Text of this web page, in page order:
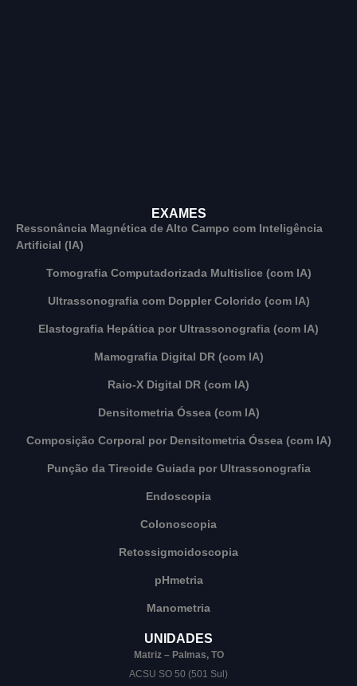
EXAMES
Ressonância Magnética de Alto Campo com Inteligência
Artificial (IA)
Tomografia Computadorizada Multislice (com IA)
Ultrassonografia com Doppler Colorido (com IA)
Elastografia Hepática por Ultrassonografia (com IA)
Mamografia Digital DR (com IA)
Raio-X Digital DR (com IA)
Densitometria Óssea (com IA)
Composição Corporal por Densitometria Óssea (com IA)
Punção da Tireoide Guiada por Ultrassonografia
Endoscopia
Colonoscopia
Retossigmoidoscopia
pHmetria
Manometria
UNIDADES
Matriz – Palmas, TO
ACSU SO 50 (501 Sul)